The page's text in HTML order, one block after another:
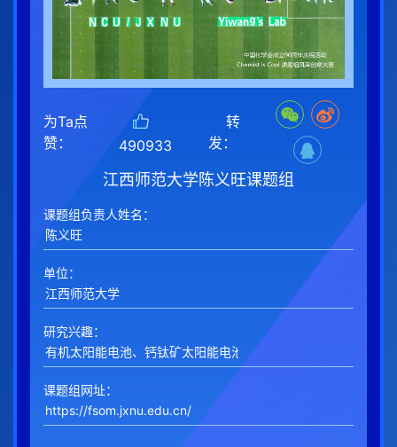
为Ta点
赞：
490933
转
发：
江西师范大学陈义旺课题组
课题组负责人姓名：
单位：
研究兴趣：
课题组网址：